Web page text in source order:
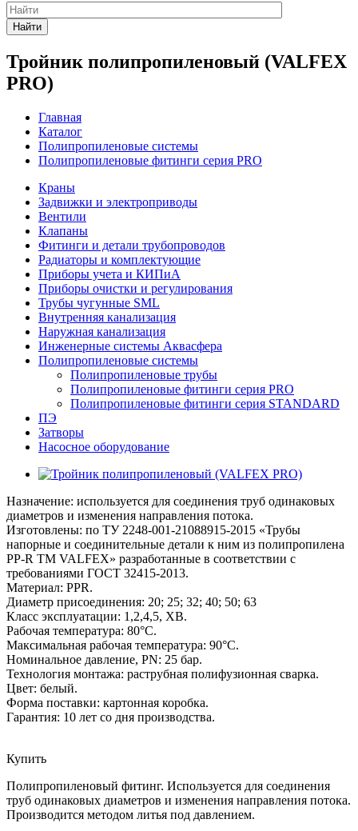
Найти
Тройник полипропиленовый (VALFEX
PRO)
Главная
Каталог
Полипропиленовые системы
Полипропиленовые фитинги серия PRO
Краны
Задвижки и электроприводы
Вентили
Клапаны
Фитинги и детали трубопроводов
Радиаторы и комплектующие
Приборы учета и КИПиА
Приборы очистки и регулирования
Трубы чугунные SML
Внутренняя канализация
Наружная канализация
Инженерные системы Аквасфера
Полипропиленовые системы
Полипропиленовые трубы
Полипропиленовые фитинги серия PRO
Полипропиленовые фитинги серия STANDARD
ПЭ
Затворы
Насосное оборудование
Назначение: используется для соединения труб одинаковых
диаметров и изменения направления потока.
Изготовлены: по ТУ 2248-001-21088915-2015 «Трубы
напорные и соединительные детали к ним из полипропилена
PP-R ТМ VALFEX» разработанные в соответствии с
требованиями ГОСТ 32415-2013.
Материал: PPR.
Диаметр присоединения: 20; 25; 32; 40; 50; 63
Класс эксплуатации: 1,2,4,5, ХВ.
Рабочая температура: 80°С.
Максимальная рабочая температура: 90°С.
Номинальное давление, PN: 25 бар.
Технология монтажа: раструбная полифузионная сварка.
Цвет: белый.
Форма поставки: картонная коробка.
Гарантия: 10 лет со дня производства.
Купить
Полипропиленовый фитинг. Используется для соединения
труб одинаковых диаметров и изменения направления потока.
Производится методом литья под давлением.